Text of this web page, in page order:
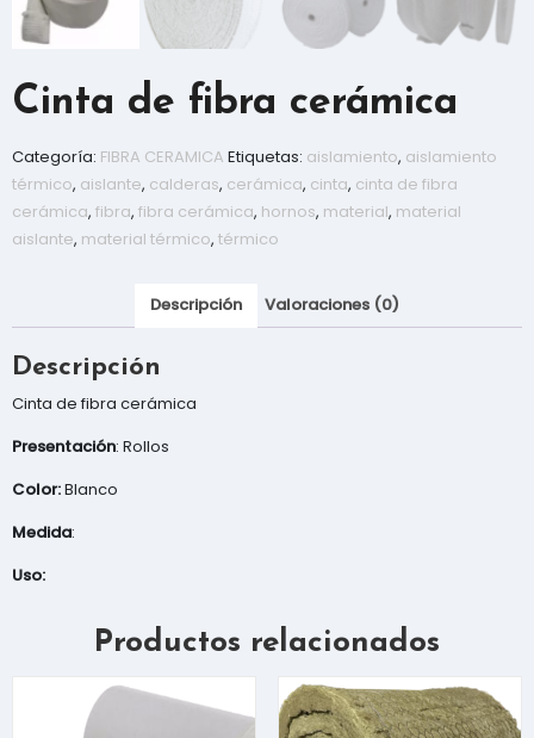
Cinta de fibra cerámica
Categoría: FIBRA CERAMICA Etiquetas: aislamiento, aislamiento
térmico, aislante, calderas, cerámica, cinta, cinta de fibra
cerámica, fibra, fibra cerámica, hornos, material, material
aislante, material térmico, térmico
Descripción Valoraciones (0)
Descripción
Cinta de fibra cerámica
Presentación: Rollos
Color:Blanco
Medida:
Uso:
Productos relacionados